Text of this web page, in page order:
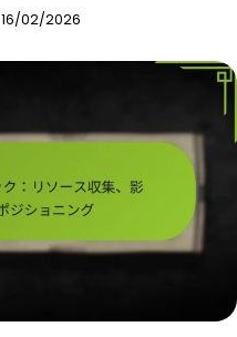
16/02/2026